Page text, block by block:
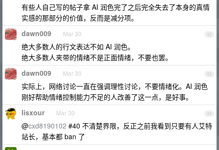
有些人自己写的帖子拿 AI 润色完了之后完全失去了本身的真情
实感的那部分的价值，反而是减分项。
42
dawn009 Mar 30
绝大多数人的行文表达不如 AI 润色。
绝大多数人夹带的情绪不是正面情绪，不要也罢。
43
dawn009 Mar 30
实际上，网络讨论一直在强调理性讨论，不要情绪化。AI 润色
刚好帮助情绪控制能力不足的人改善了这一点，是好事。
44
lisxour Mar 30
@cxd8190102 #40 不清楚界限，反正之前我看到只要有人艾特
站长，基本都 ban 了